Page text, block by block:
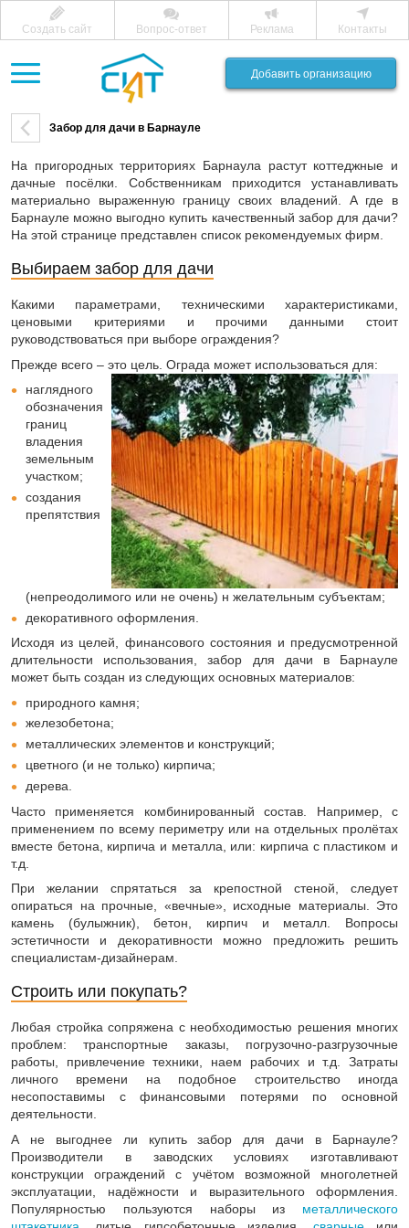
Создать сайт Вопрос-ответ Реклама Контакты
Добавить организацию
Забор для дачи в Барнауле
На пригородных территориях Барнаула растут коттеджные и
дачные посёлки. Собственникам приходится устанавливать
материально выраженную границу своих владений. А где в
Барнауле можно выгодно купить качественный забор для дачи?
На этой странице представлен список рекомендуемых фирм.
Выбираем забор для дачи
Какими параметрами, техническими характеристиками,
ценовыми критериями и прочими данными стоит
руководствоваться при выборе ограждения?
Прежде всего – это цель. Ограда может использоваться для:
наглядного
обозначения
границ
владения
земельным
участком;
создания
препятствия
(непреодолимого или не очень) н желательным субъектам;
декоративного оформления.
Исходя из целей, финансового состояния и предусмотренной
длительности использования, забор для дачи в Барнауле
может быть создан из следующих основных материалов:
природного камня;
железобетона;
металлических элементов и конструкций;
цветного (и не только) кирпича;
дерева.
Часто применяется комбинированный состав. Например, с
применением по всему периметру или на отдельных пролётах
вместе бетона, кирпича и металла, или: кирпича с пластиком и
т.д.
При желании спрятаться за крепостной стеной, следует
опираться на прочные, «вечные», исходные материалы. Это
камень (булыжник), бетон, кирпич и металл. Вопросы
эстетичности и декоративности можно предложить решить
специалистам-дизайнерам.
Строить или покупать?
Любая стройка сопряжена с необходимостью решения многих
проблем: транспортные заказы, погрузочно-разгрузочные
работы, привлечение техники, наем рабочих и т.д. Затраты
личного времени на подобное строительство иногда
несопоставимы с финансовыми потерями по основной
деятельности.
А не выгоднее ли купить забор для дачи в Барнауле?
Производители в заводских условиях изготавливают
конструкции ограждений с учётом возможной многолетней
эксплуатации, надёжности и выразительного оформления.
Популярностью пользуются наборы из металлического